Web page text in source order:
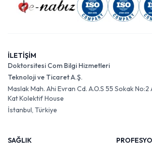
İLETİŞİM
Doktorsitesi Com Bilgi Hizmetleri
Teknoloji ve Ticaret A.Ş.
Maslak Mah. Ahi Evran Cd. A.O.S 55 Sokak
Kat Kolektif House
İstanbul, Türkiye
SAĞLIK